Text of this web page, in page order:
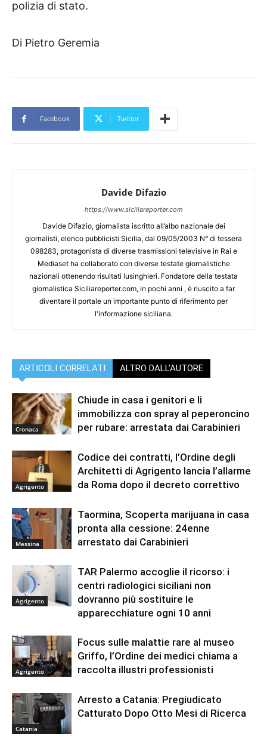
polizia di stato.
Di Pietro Geremia
Facebook Twitter
Davide Difazio
https://www.siciliareporter.com
Davide Difazio, giornalista iscritto all’albo nazionale dei
giornalisti, elenco pubblicisti Sicilia, dal 09/05/2003 N° di tessera
098283, protagonista di diverse trasmissioni televisive in Rai e
Mediaset ha collaborato con diverse testate giornalistiche
nazionali ottenendo risultati lusinghieri. Fondatore della testata
giornalistica Siciliareporter.com, in pochi anni , è riuscito a far
diventare il portale un importante punto di riferimento per
l'informazione siciliana.
ARTICOLI CORRELATI ALTRO DALL'AUTORE
Cronaca
Chiude in casa i genitori e li
immobilizza con spray al peperoncino
per rubare: arrestata dai Carabinieri
Agrigento
Codice dei contratti, l’Ordine degli
Architetti di Agrigento lancia l’allarme
da Roma dopo il decreto correttivo
Messina
Taormina, Scoperta marijuana in casa
pronta alla cessione: 24enne
arrestato dai Carabinieri
Agrigento
TAR Palermo accoglie il ricorso: i
centri radiologici siciliani non
dovranno più sostituire le
apparecchiature ogni 10 anni
Agrigento
Focus sulle malattie rare al museo
Griffo, l’Ordine dei medici chiama a
raccolta illustri professionisti
Catania
Arresto a Catania: Pregiudicato
Catturato Dopo Otto Mesi di Ricerca